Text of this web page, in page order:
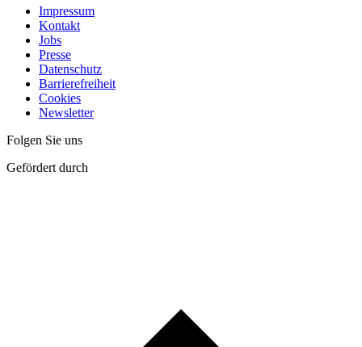
Impressum
Kontakt
Jobs
Presse
Datenschutz
Barrierefreiheit
Cookies
Newsletter
Folgen Sie uns
Gefördert durch